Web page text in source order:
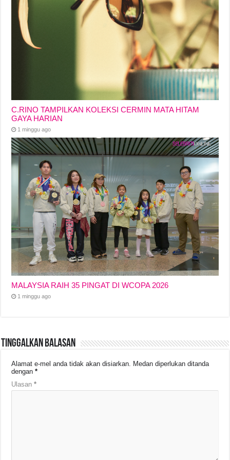
C.RINO TAMPILKAN KOLEKSI CERMIN MATA HITAM
GAYA HARIAN
1 minggu ago
MALAYSIA RAIH 35 PINGAT DI WCOPA 2026
1 minggu ago
Tinggalkan Balasan
Alamat e-mel anda tidak akan disiarkan.
Medan diperlukan ditanda
dengan*
Ulasan*